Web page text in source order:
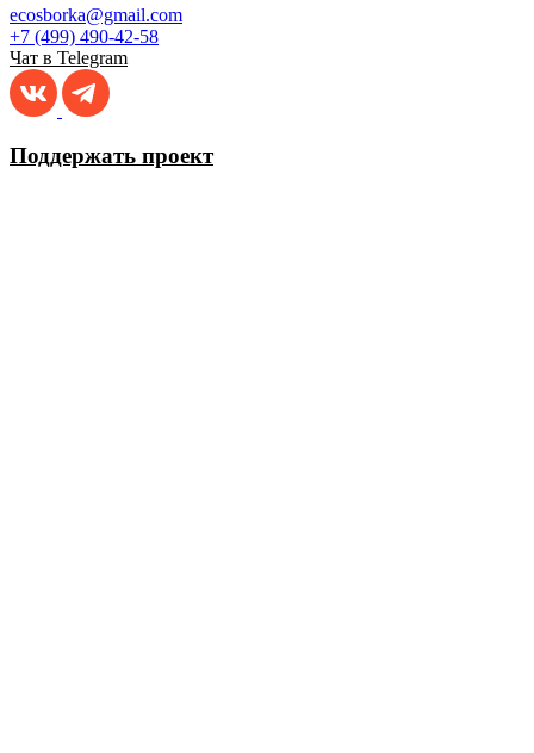
ecosborka@gmail.com
+7 (499) 490-42-58
Чат в Telegram
Поддержать проект